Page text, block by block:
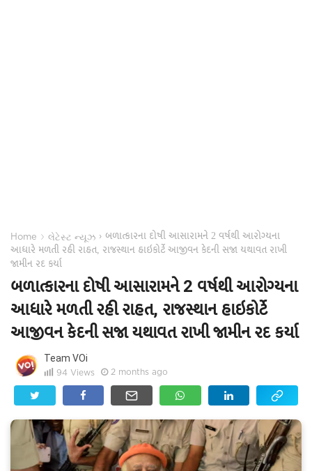
Home › લેટેસ્ટ ન્યૂઝ › બળાત્કારના દોષી આસારામને 2 વર્ષથી આરોગ્યના
આધારે મળતી રહી રાહત, રાજસ્થાન હાઇકોર્ટે આજીવન કેદની સજા યથાવત રાખી
જામીન રદ કર્યા
બળાત્કારના દોષી આસારામને 2 વર્ષથી આરોગ્યના
આધારે મળતી રહી રાહત, રાજસ્થાન હાઇકોર્ટે
આજીવન કેદની સજા યથાવત રાખી જામીન રદ કર્યા
Team VOi
94 Views 2 months ago